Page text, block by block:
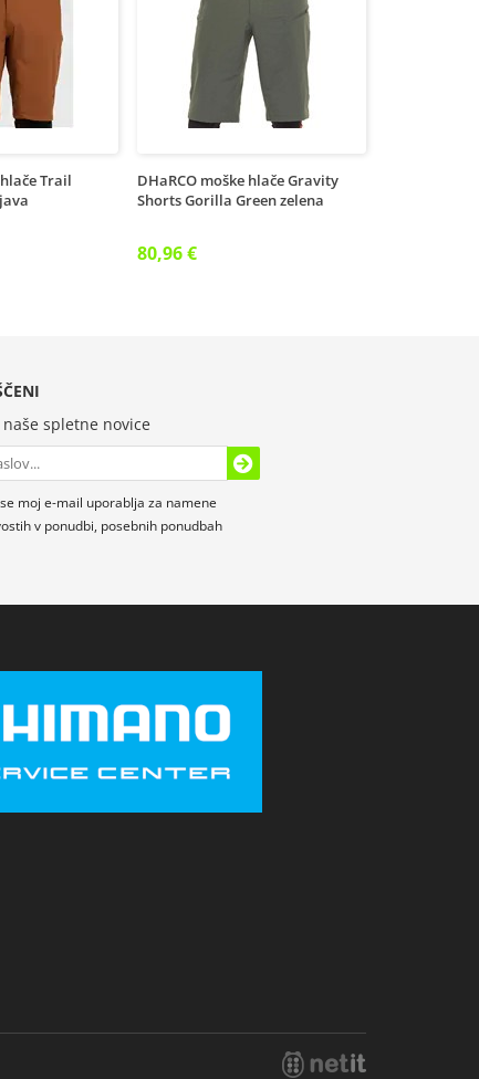
Trail
DHaRCO moške hlače Gravity
Shorts Gorilla Green zelena
80,96 €
spletne novice
moj e-mail uporablja za namene
v ponudbi, posebnih ponudbah